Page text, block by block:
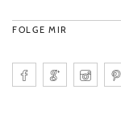
FOLGE MIR